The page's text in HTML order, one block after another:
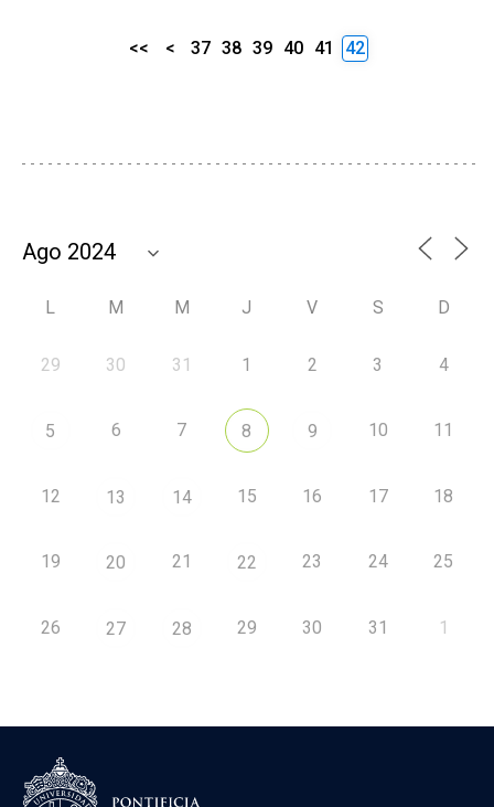
<< < 37 38 39 40 41 42
L M M J V S D
29 30 31 1 2 3 4
5 6 7 8 9 10 11
12 13 14 15 16 17 18
19 20 21 22 23 24 25
26 27 28 29 30 31 1